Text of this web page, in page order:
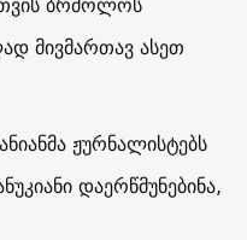
მივმართავ ასეთ
ჟურნალისტებს
დაერწმუნებინა,